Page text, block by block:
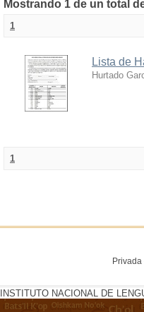
Mostrando 1 de un total
1
Lista de
Hurtado
1
Privada
INSTITUTO NACIONAL DE